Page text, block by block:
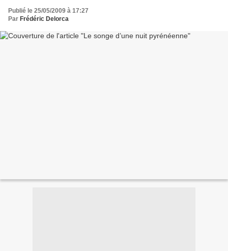
Publié le 25/05/2009 à 17:27
Par Frédéric Delorca